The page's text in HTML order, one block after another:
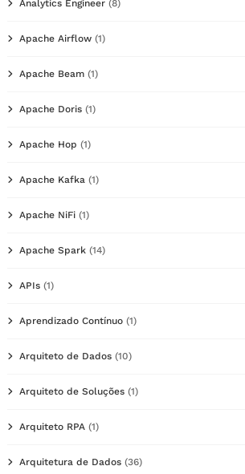
Analytics Engineer (8)
Apache Airflow (1)
Apache Beam (1)
Apache Doris (1)
Apache Hop (1)
Apache Kafka (1)
Apache NiFi (1)
Apache Spark (14)
APIs (1)
Aprendizado Contínuo (1)
Arquiteto de Dados (10)
Arquiteto de Soluções (1)
Arquiteto RPA (1)
Arquitetura de Dados (36)